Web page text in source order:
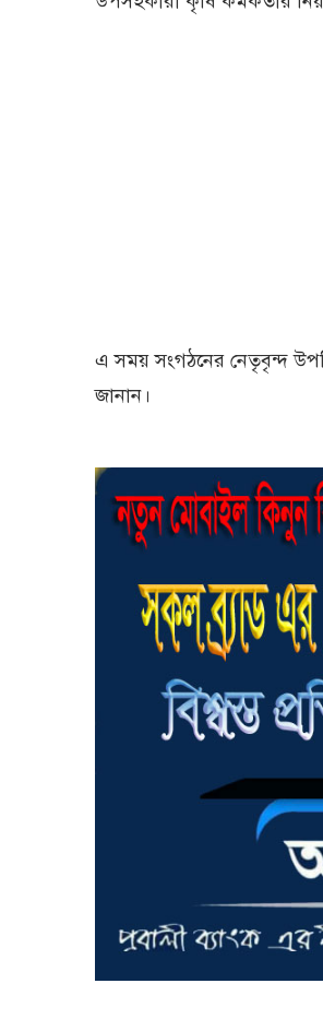
এ সময় সংগঠনের নেতৃবৃন্দ
জানান।